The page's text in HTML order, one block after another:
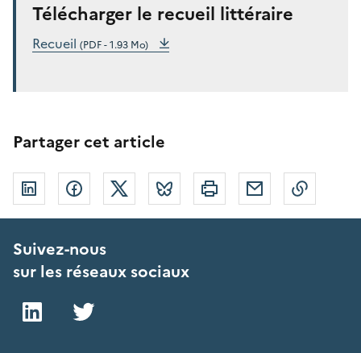
Télécharger le recueil littéraire
Recueil (PDF - 1.93 Mo)
Partager cet article
Linkedin FacebookTwitter Bluesky Imprimer Courriel
Suivez-nous
sur les réseaux sociaux
LinkedIn